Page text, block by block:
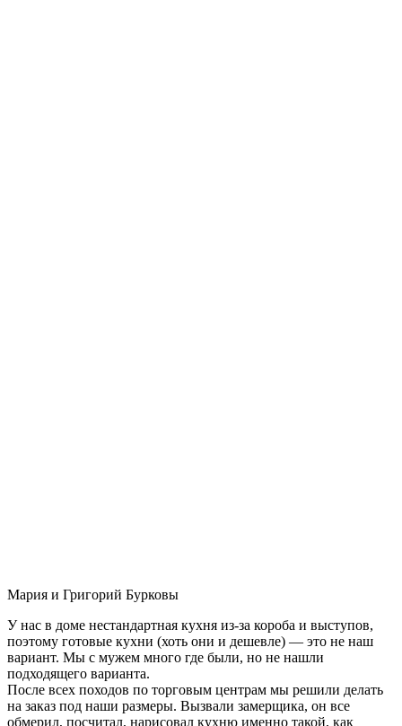
Мария и Григорий Бурковы
У нас в доме нестандартная кухня из-за короба и выступов,
поэтому готовые кухни (хоть они и дешевле) — это не наш
вариант. Мы с мужем много где были, но не нашли
подходящего варианта.
После всех походов по торговым центрам мы решили делать
на заказ под наши размеры. Вызвали замерщика, он все
обмерил, посчитал, нарисовал кухню именно такой, как